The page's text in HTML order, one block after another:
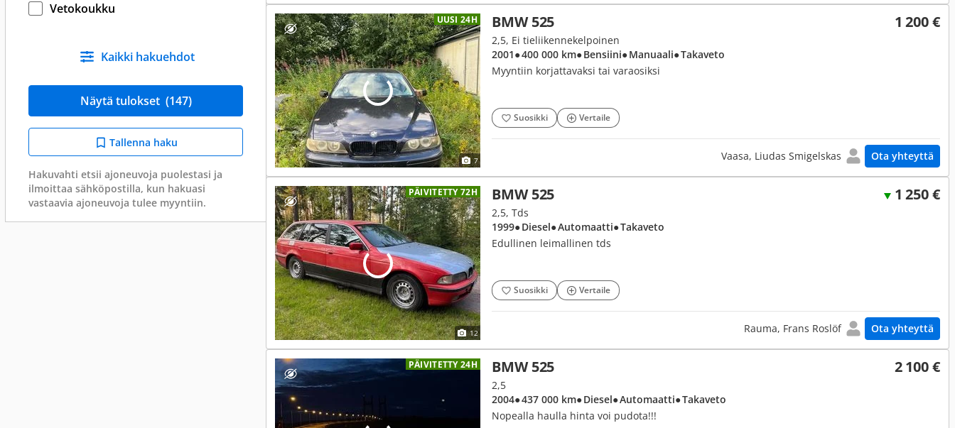
Vetokoukku
Kaikki hakuehdot
Näytä tulokset (147)
Tallenna haku
Hakuvahti etsii ajoneuvoja puolestasi ja
ilmoittaa sähköpostilla, kun hakuasi
vastaavia ajoneuvoja tulee myyntiin.
UUSI 24H
7
BMW 525 1 200 €
2,5, Ei tieliikennekelpoinen
2001● 400 000 km● Bensiini● Manuaali● Takaveto
Myyntiin korjattavaksi tai varaosiksi
Suosikki Vertaile
Vaasa, Liudas Smigelskas Ota yhteyttä
PÄIVITETTY 72H
12
BMW 525 1 250 €
2,5, Tds
1999● Diesel● Automaatti● Takaveto
Edullinen leimallinen tds
Suosikki Vertaile
Rauma, Frans Roslöf Ota yhteyttä
PÄIVITETTY 24H BMW 525 2 100 €
2,5
2004● 437 000 km● Diesel● Automaatti● Takaveto
Nopealla haulla hinta voi pudota!!!